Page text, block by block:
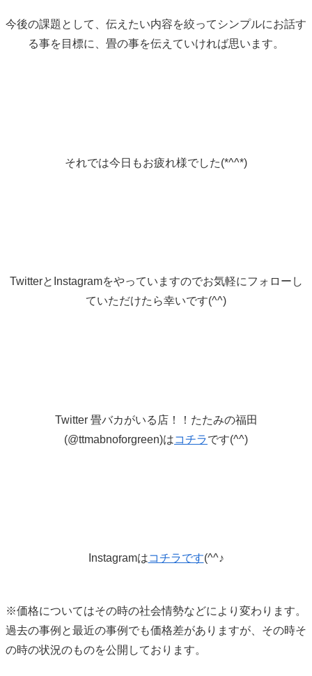
今後の課題として、伝えたい内容を絞ってシンプルにお話す
る事を目標に、畳の事を伝えていければ思います。
それでは今日もお疲れ様でした(*^^*)
TwitterとInstagramをやっていますのでお気軽にフォローし
ていただけたら幸いです(^^)
Twitter 畳バカがいる店！！たたみの福田
(@ttmabnoforgreen)はコチラです(^^)
Instagramはコチラです(^^♪
※価格についてはその時の社会情勢などにより変わります。
過去の事例と最近の事例でも価格差がありますが、その時そ
の時の状況のものを公開しております。